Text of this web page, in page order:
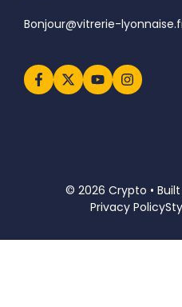
Bonjour@vitrerie-
© 2026 Crypto •
Privacy Policy